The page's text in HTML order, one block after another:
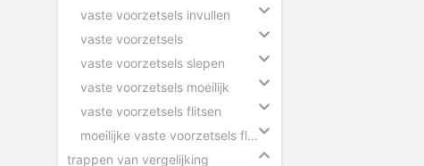
vaste voorzetsels invullen
vaste voorzetsels
vaste voorzetsels slepen
vaste voorzetsels moeilijk
vaste voorzetsels flitsen
moeilijke vaste voorzetsels flitsen
trappen van vergelijking